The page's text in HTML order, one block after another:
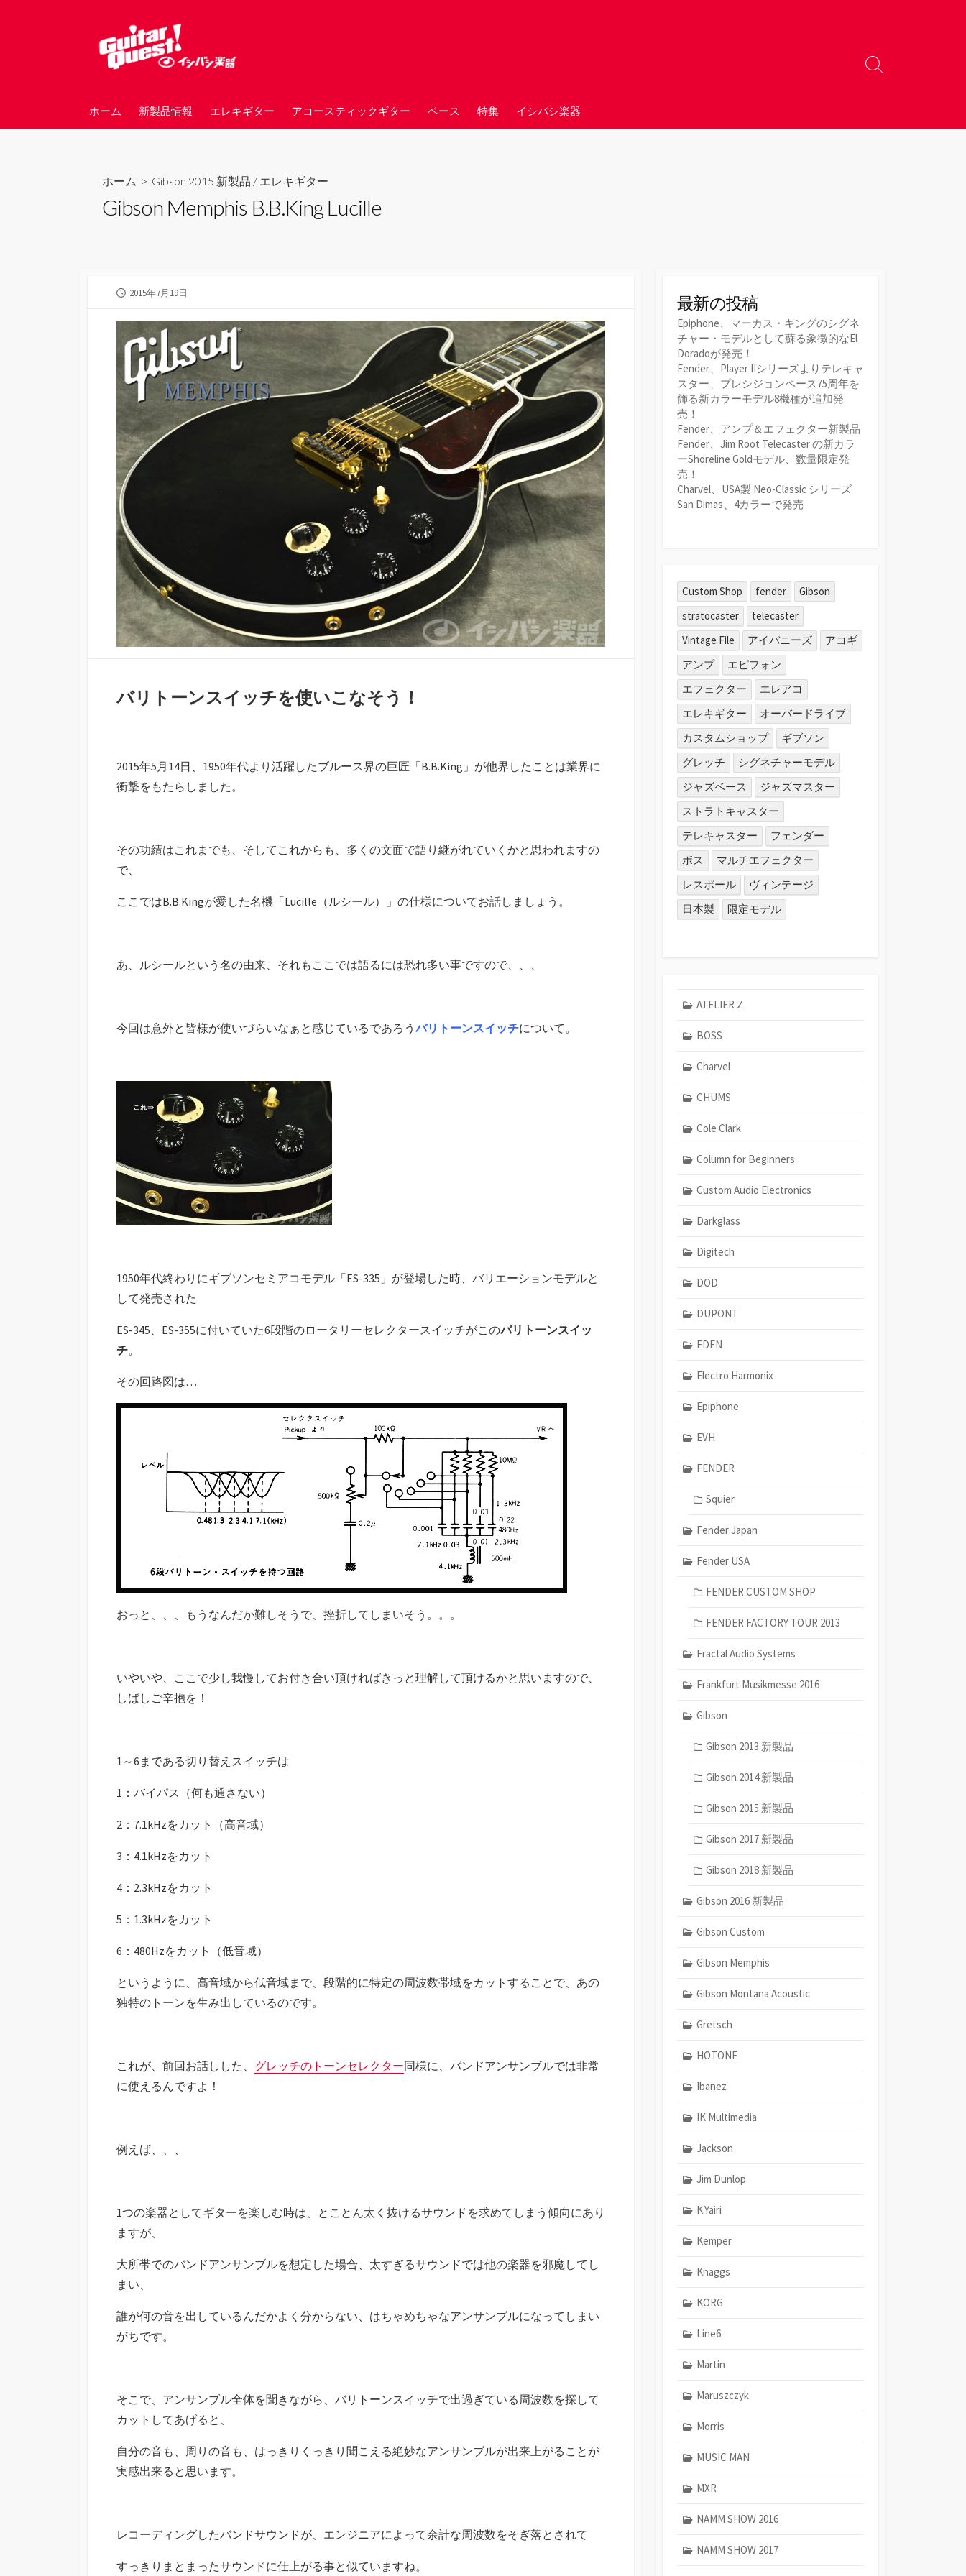
ホーム 新製品情報 エレキギター アコースティックギター ベース 特集 イシバシ楽器
検
替
ホーム > Gibson 2015 新製品 / エレキギター
Gibson Memphis B.B.King Lucille
公
日
2015年7月19日
バリトーンスイッチを使いこなそう！
2015年5月14日、1950年代より活躍したブルース界の巨匠「B.B.King」が他界したことは業界に
衝撃をもたらしました。
その功績はこれまでも、そしてこれからも、多くの文面で語り継がれていくかと思われますの
で、
ここではB.B.Kingが愛した名機「Lucille（ルシール）」の仕様についてお話しましょう。
あ、ルシールという名の由来、それもここでは語るには恐れ多い事ですので、、、
今回は意外と皆様が使いづらいなぁと感じているであろうバリトーンスイッチについて。
1950年代終わりにギブソンセミアコモデル「ES-335」が登場した時、バリエーションモデルと
して発売された
ES-345、ES-355に付いていた6段階のロータリーセレクタースイッチがこのバリトーンスイッ
チ。
その回路図は…
おっと、、、もうなんだか難しそうで、挫折してしまいそう。。。
いやいや、ここで少し我慢してお付き合い頂ければきっと理解して頂けるかと思いますので、
しばしご辛抱を！
1～6まである切り替えスイッチは
1：バイパス（何も通さない）
2：7.1kHzをカット（高音域）
3：4.1kHzをカット
4：2.3kHzをカット
5：1.3kHzをカット
6：480Hzをカット（低音域）
というように、高音域から低音域まで、段階的に特定の周波数帯域をカットすることで、あの
独特のトーンを生み出しているのです。
これが、前回お話しした、 グレッチのトーンセレクター同様に、バンドアンサンブルでは非常
に使えるんですよ！
例えば、、、
1つの楽器としてギターを楽しむ時は、とことん太く抜けるサウンドを求めてしまう傾向にあり
ますが、
大所帯でのバンドアンサンブルを想定した場合、太すぎるサウンドでは他の楽器を邪魔してし
まい、
誰が何の音を出しているんだかよく分からない、はちゃめちゃなアンサンブルになってしまい
がちです。
そこで、アンサンブル全体を聞きながら、バリトーンスイッチで出過ぎている周波数を探して
カットしてあげると、
自分の音も、周りの音も、はっきりくっきり聞こえる絶妙なアンサンブルが出来上がることが
実感出来ると思います。
レコーディングしたバンドサウンドが、エンジニアによって余計な周波数をそぎ落とされて
すっきりまとまったサウンドに仕上がる事と似ていますね。
最新の投稿
Epiphone、マーカス・キングのシグネ
チャー・モデルとして蘇る象徴的なEl
Doradoが発売！
Fender、Player IIシリーズよりテレキャ
スター、プレシジョンベース75周年を
飾る新カラーモデル8機種が追加発
売！
Fender、アンプ＆エフェクター新製品
Fender、Jim Root Telecaster の新カラ
ーShoreline Goldモデル、数量限定発
売！
Charvel、USA製 Neo-Classic シリーズ
San Dimas、4カラーで発売
Custom Shop fender
Gibson
stratocaster
telecaster
Vintage File
アイバニーズ
アコギ
アンプ
エピフォン
エフェクター
エレアコ
エレキギター
オーバードライブ
カスタムショップ
ギブソン
グレッチ
シグネチャーモデル
ジャズベース
ジャズマスター
ストラトキャスター
テレキャスター
フェンダー
ボス
マルチエフェクター
レスポール
ヴィンテージ
日本製
限定モデル
ATELIER Z
BOSS
Charvel
CHUMS
Cole Clark
Column for Beginners
Custom Audio Electronics
Darkglass
Digitech
DOD
DUPONT
EDEN
Electro Harmonix
Epiphone
EVH
FENDER
Squier
Fender Japan
Fender USA
FENDER CUSTOM SHOP
FENDER FACTORY TOUR 2013
Fractal Audio Systems
Frankfurt Musikmesse 2016
Gibson
Gibson 2013 新製品
Gibson 2014 新製品
Gibson 2015 新製品
Gibson 2017 新製品
Gibson 2018 新製品
Gibson 2016 新製品
Gibson Custom
Gibson Memphis
Gibson Montana Acoustic
Gretsch
HOTONE
Ibanez
IK Multimedia
Jackson
Jim Dunlop
K.Yairi
Kemper
Knaggs
KORG
Line6
Martin
Maruszczyk
Morris
MUSIC MAN
MXR
NAMM SHOW 2016
NAMM SHOW 2017